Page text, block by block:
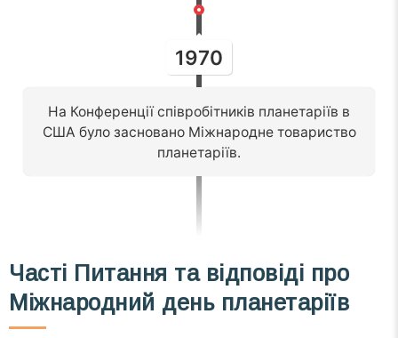
1970
На Конференції співробітників планетаріїв в
США було засновано Міжнародне товариство
планетаріїв.
Часті Питання та відповіді про
Міжнародний день планетаріїв